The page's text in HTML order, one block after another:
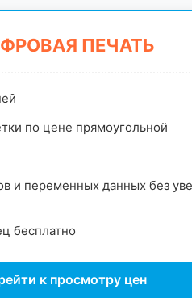
ПЕЧАТЬ
по цене прямоугольной
и переменных данных без
бесплатно
к просмотру цен